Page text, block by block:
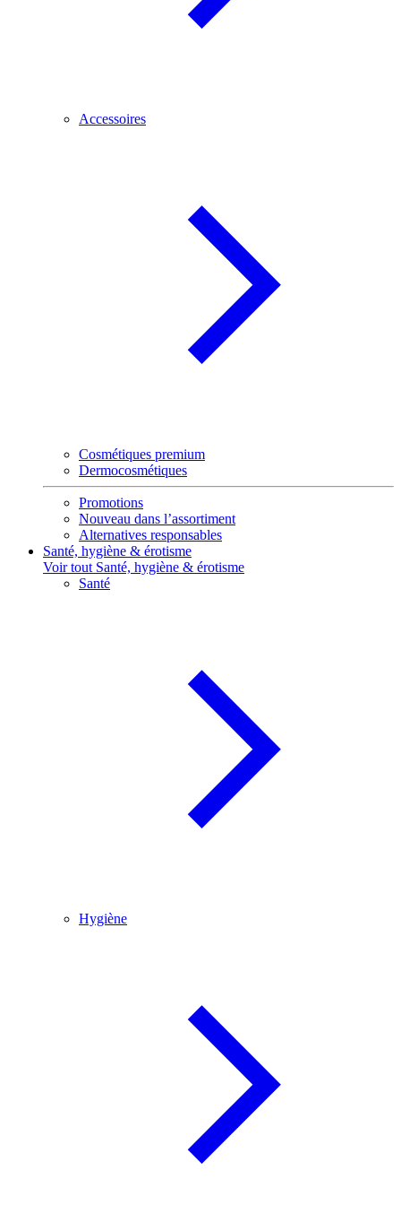
Accessoires
Cosmétiques premium
Dermocosmétiques
Promotions
Nouveau dans l’assortiment
Alternatives responsables
Santé, hygiène & érotisme
Voir tout Santé, hygiène & érotisme
Santé
Hygiène